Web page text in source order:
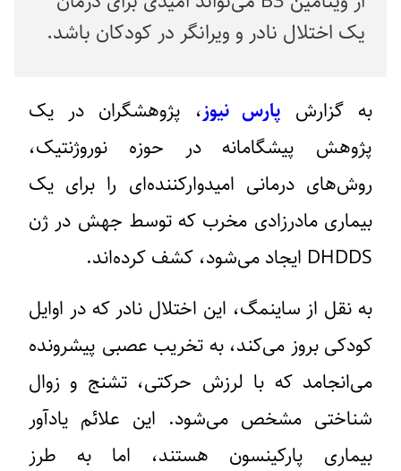
یک اختلال نادر و ویرانگر در کودکان باشد.
به گزارش پارس نیوز، پژوهشگران در یک
پژوهش پیشگامانه در حوزه نوروژنتیک،
روش‌های درمانی امیدوارکننده‌ای را برای یک
بیماری مادرزادی مخرب که توسط جهش در ژن
DHDDS ایجاد می‌شود، کشف کرده‌اند.
به نقل از ساینمگ، این اختلال نادر که در اوایل
کودکی بروز می‌کند، به تخریب عصبی پیشرونده
می‌انجامد که با لرزش حرکتی، تشنج و زوال
شناختی مشخص می‌شود. این علائم یادآور
بیماری پارکینسون هستند، اما به طرز